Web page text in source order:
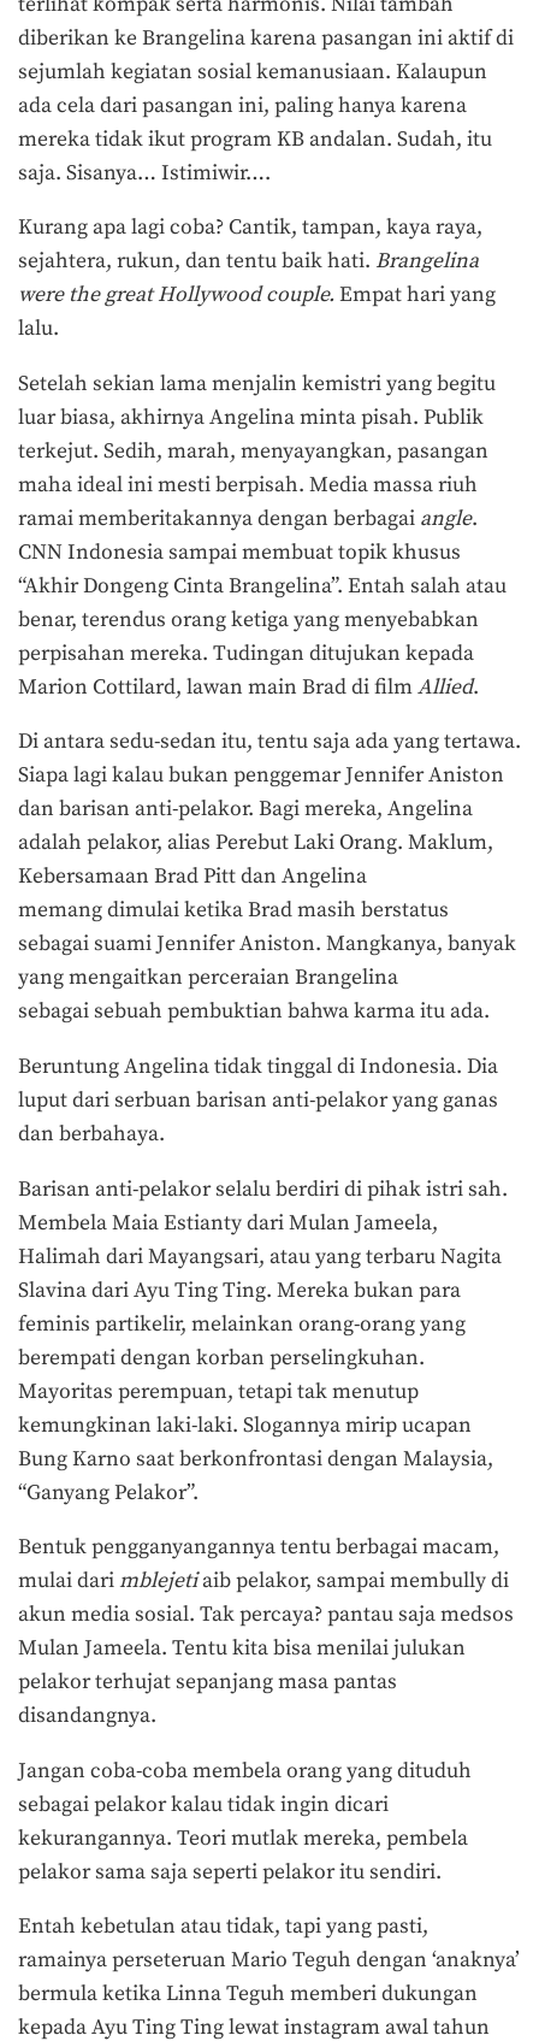
diberikan ke Brangelina karena pasangan ini aktif di
sejumlah kegiatan sosial kemanusiaan. Kalaupun
ada cela dari pasangan ini, paling hanya karena
mereka tidak ikut program KB andalan. Sudah, itu
saja. Sisanya… Istimiwir….
Kurang apa lagi coba? Cantik, tampan, kaya raya,
sejahtera, rukun, dan tentu baik hati. Brangelina
were the great Hollywood couple.Empat hari yang
lalu.
Setelah sekian lama menjalin kemistri yang begitu
luar biasa, akhirnya Angelina minta pisah. Publik
terkejut. Sedih, marah, menyayangkan, pasangan
maha ideal ini mesti berpisah. Media massa riuh
ramai memberitakannya dengan berbagai angle.
CNN Indonesia sampai membuat topik khusus
“Akhir Dongeng Cinta Brangelina”. Entah salah atau
benar, terendus orang ketiga yang menyebabkan
perpisahan mereka. Tudingan ditujukan kepada
Marion Cottilard, lawan main Brad di filmAllied.
Di antara sedu-sedan itu, tentu saja ada yang tertawa.
Siapa lagi kalau bukan penggemar Jennifer Aniston
dan barisan anti-pelakor. Bagi mereka, Angelina
adalah pelakor, alias Perebut Laki Orang. Maklum,
Kebersamaan Brad Pitt dan Angelina
memang dimulai ketika Brad masih berstatus
sebagai suami Jennifer Aniston. Mangkanya, banyak
yang mengaitkan perceraian Brangelina
sebagai sebuah pembuktian bahwa karma itu ada.
Beruntung Angelina tidak tinggal di Indonesia. Dia
luput dari serbuan barisan anti-pelakor yang ganas
dan berbahaya.
Barisan anti-pelakor selalu berdiri di pihak istri sah.
Membela Maia Estianty dari Mulan Jameela,
Halimah dari Mayangsari, atau yang terbaru Nagita
Slavina dari Ayu Ting Ting. Mereka bukan para
feminis partikelir, melainkan orang-orang yang
berempati dengan korban perselingkuhan.
Mayoritas perempuan, tetapi tak menutup
kemungkinan laki-laki. Slogannya mirip ucapan
Bung Karno saat berkonfrontasi dengan Malaysia,
“Ganyang Pelakor”.
Bentuk pengganyangannya tentu berbagai macam,
mulai darimblejetiaib pelakor, sampai membully di
akun media sosial. Tak percaya? pantau saja medsos
Mulan Jameela. Tentu kita bisa menilai julukan
pelakor terhujat sepanjang masa pantas
disandangnya.
Jangan coba-coba membela orang yang dituduh
sebagai pelakor kalau tidak ingin dicari
kekurangannya. Teori mutlak mereka, pembela
pelakor sama saja seperti pelakor itu sendiri.
Entah kebetulan atau tidak, tapi yang pasti,
ramainya perseteruan Mario Teguh dengan ‘anaknya’
bermula ketika Linna Teguh memberi dukungan
kepada Ayu Ting Ting lewat instagram awal tahun